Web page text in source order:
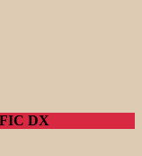
DX